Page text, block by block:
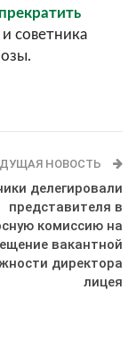
советника
НОВОСТЬ
делегировали
представителя в
комиссию на
вакантной
директора
лицея